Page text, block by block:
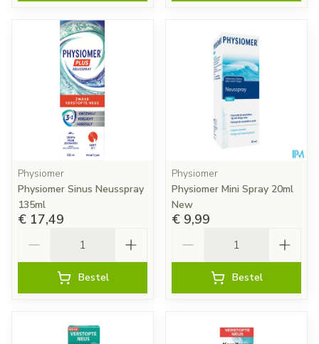
Physiomer
Physiomer Sinus Neusspray
135ml
€ 17,49
Bestel
Physiomer
Physiomer Mini Spray 20ml
New
€ 9,99
Bestel